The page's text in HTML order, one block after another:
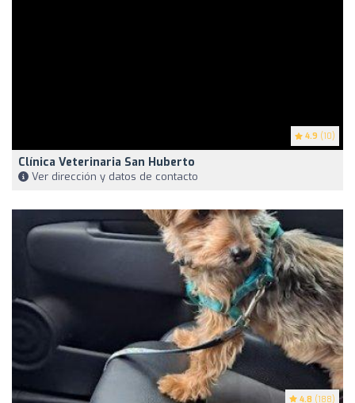
4.9 (10)
Clínica Veterinaria San Huberto
Ver dirección y datos de contacto
4.8 (188)